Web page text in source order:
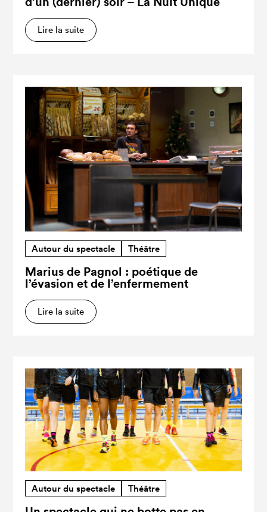
Lire la suite
Autour du spectacle Théâtre
Marius de Pagnol : poétique de
l’évasion et de l’enfermement
Lire la suite
Autour du spectacle Théâtre